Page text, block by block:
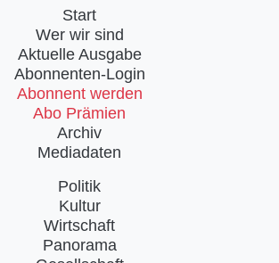
Start
Wer wir sind
Aktuelle Ausgabe
Abonnenten-Login
Abonnent werden
Abo Prämien
Archiv
Mediadaten
Politik
Kultur
Wirtschaft
Panorama